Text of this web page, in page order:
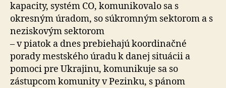
kapacity, systém CO, komunikovalo sa s
okresným úradom, so súkromným sektorom a s
neziskovým sektorom
– v piatok a dnes prebiehajú koordinačné
porady mestského úradu k danej situácii a
pomoci pre Ukrajinu, komunikuje sa so
zástupcom komunity v Pezinku, s pánom